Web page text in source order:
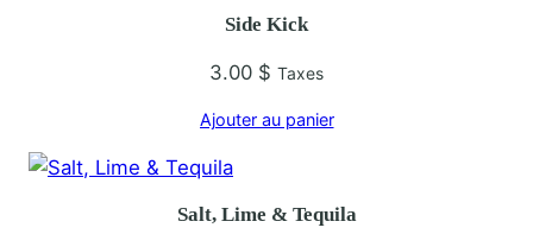
x
Side Kick
3.00 $ Taxes
Ajouter au panier
Salt, Lime & Tequila